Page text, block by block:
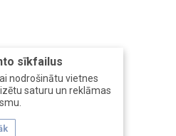
sīkfailus
nodrošinātu vietnes
saturu un reklāmas